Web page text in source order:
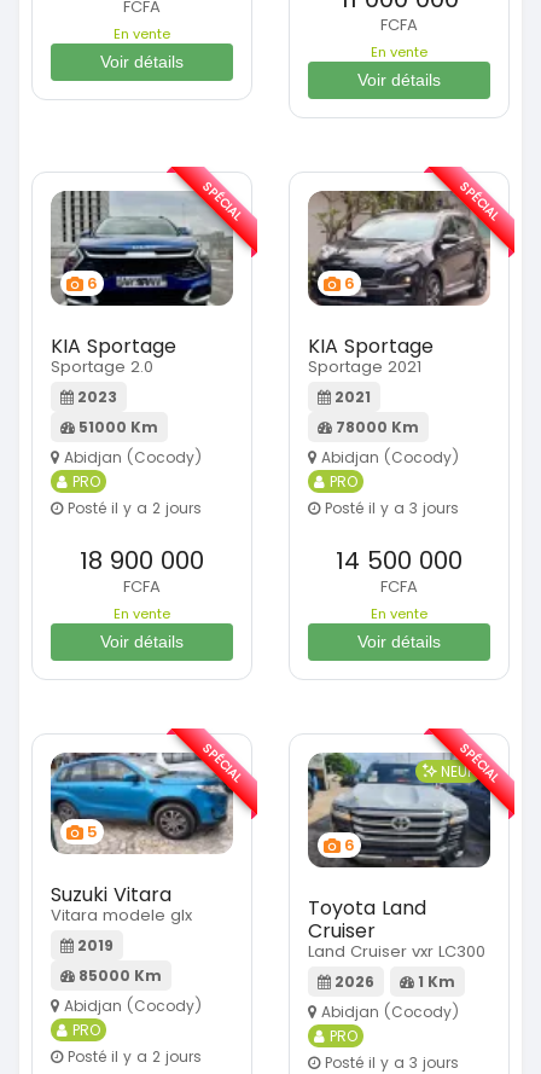
FCFA
En vente
Voir détails
FCFA
En vente
Voir détails
6
KIA Sportage
Sportage 2.0
2023
51000 Km
Abidjan (Cocody)
PRO
Posté il y a 2 jours
18 900 000
FCFA
En vente
Voir détails
SPÉCIAL
6
KIA Sportage
Sportage 2021
2021
78000 Km
Abidjan (Cocody)
PRO
Posté il y a 3 jours
14 500 000
FCFA
En vente
Voir détails
SPÉCIAL
5
Suzuki Vitara
Vitara modele glx
2019
85000 Km
Abidjan (Cocody)
PRO
Posté il y a 2 jours
SPÉCIAL
6
NEUF
Toyota Land
Cruiser
Land Cruiser vxr LC300
2026
1 Km
Abidjan (Cocody)
PRO
Posté il y a 3 jours
SPÉCIAL